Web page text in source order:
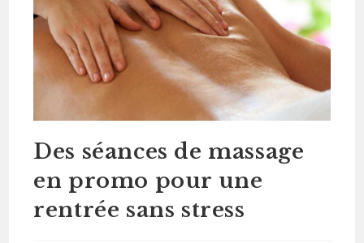
Des séances de massage
en promo pour une
rentrée sans stress